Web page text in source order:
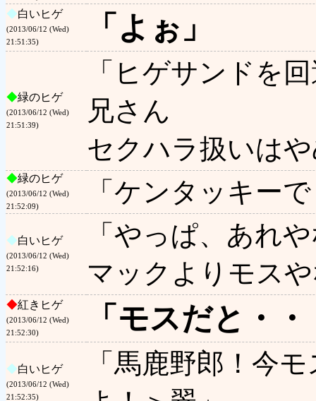
◆白いヒゲ
(2013/06/12 (Wed)
21:51:35)
「よぉ」
◆緑のヒゲ
(2013/06/12 (Wed)
21:51:39)
「ヒゲサンドを
兄さん
セクハラ扱いは
◆緑のヒゲ
(2013/06/12 (Wed)
21:52:09)
「ケンタッキー
◆白いヒゲ
(2013/06/12 (Wed)
21:52:16)
「やっぱ、あれ
マックよりモス
◆紅きヒゲ
(2013/06/12 (Wed)
21:52:30)
「モスだと・
◆白いヒゲ
(2013/06/12 (Wed)
21:52:35)
「馬鹿野郎！今